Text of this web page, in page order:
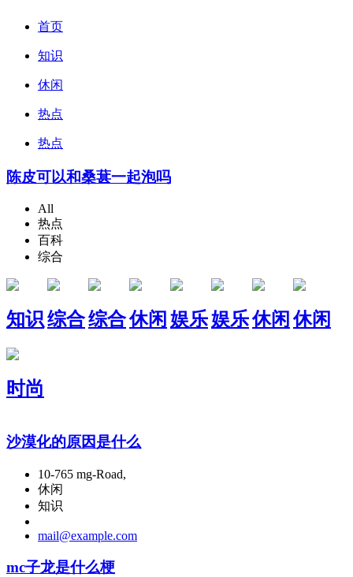
首页
知识
休闲
热点
热点
陈皮可以和桑葚一起泡吗
All
热点
百科
综合
知识综合综合休闲 娱乐娱乐休闲 休闲
时尚
沙漠化的原因是什么
10-765 mg-Road,
休闲
知识
mail@example.com
mc子龙是什么梗